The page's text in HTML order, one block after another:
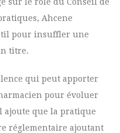
Ahcene
pour insuffler une
titre.
qui peut apporter
pour évoluer
ajoute que la pratique
réglementaire ajoutant